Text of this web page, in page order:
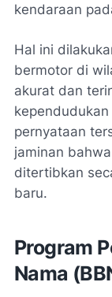
kendaraan
Hal ini
bermotor di
akurat dan
pernyataan
jaminan
ditertibkan
baru.
Program
Nama